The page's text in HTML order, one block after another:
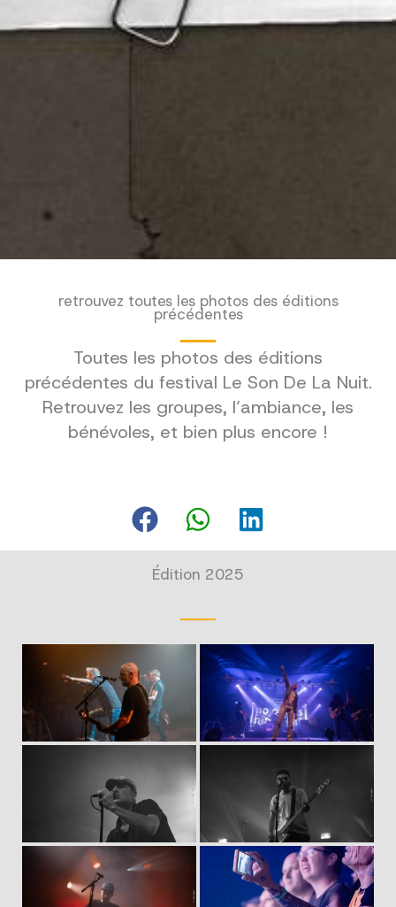
retrouvez toutes les photos des éditions
précédentes
Toutes les photos des éditions
précédentes du festival Le Son De La Nuit.
Retrouvez les groupes, l’ambiance, les
bénévoles, et bien plus encore !
Édition 2025